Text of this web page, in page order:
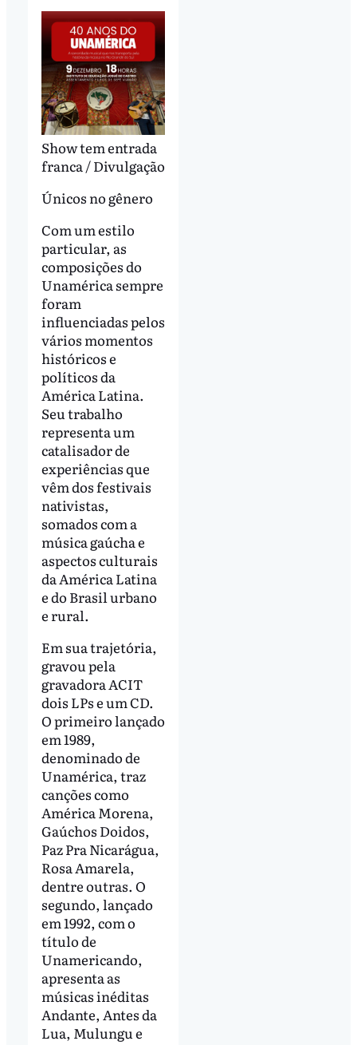
Show tem entrada
franca / Divulgação
Únicos no gênero
Com um estilo
particular, as
composições do
Unamérica sempre
foram
influenciadas pelos
vários momentos
históricos e
políticos da
América Latina.
Seu trabalho
representa um
catalisador de
experiências que
vêm dos festivais
nativistas,
somados com a
música gaúcha e
aspectos culturais
da América Latina
e do Brasil urbano
e rural.
Em sua trajetória,
gravou pela
gravadora ACIT
dois LPs e um CD.
O primeiro lançado
em 1989,
denominado de
Unamérica, traz
canções como
América Morena,
Gaúchos Doidos,
Paz Pra Nicarágua,
Rosa Amarela,
dentre outras. O
segundo, lançado
em 1992, com o
título de
Unamericando,
apresenta as
músicas inéditas
Andante, Antes da
Lua, Mulungu e